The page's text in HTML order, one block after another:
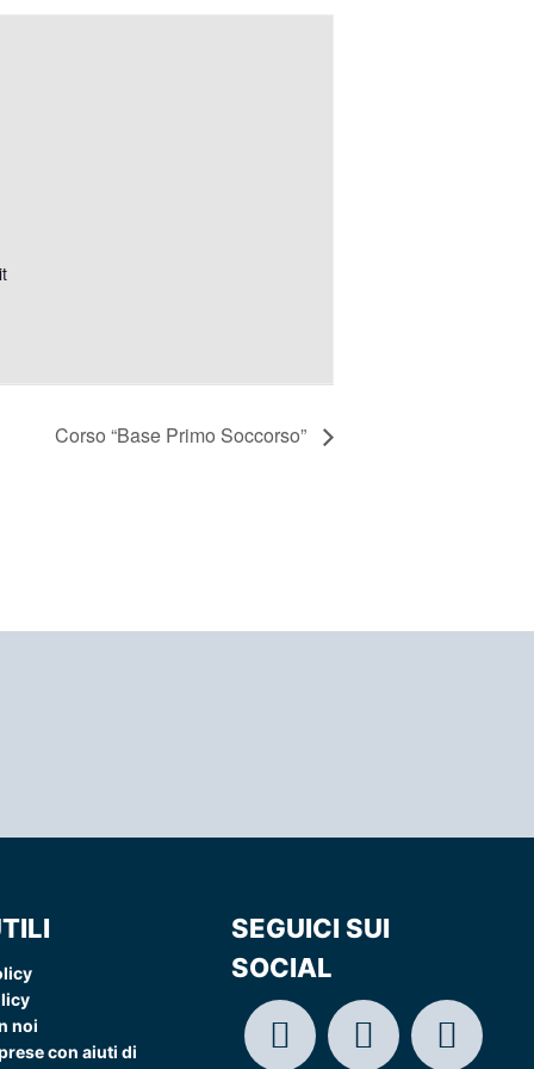
Corso “Base Primo Soccorso”
noi
con aiuti di
SEGUICI SUI
SOCIAL